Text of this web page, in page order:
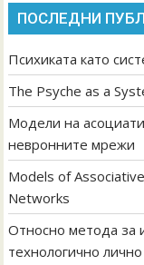
ПОСЛЕДНИ
Психиката като
The Psyche as a
Модели на
невронните мрежи
Models of
Networks
Относно метода за
технологично